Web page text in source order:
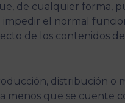
de cualquier forma,
impedir el normal
de los contenidos
distribución o
menos que se cuente